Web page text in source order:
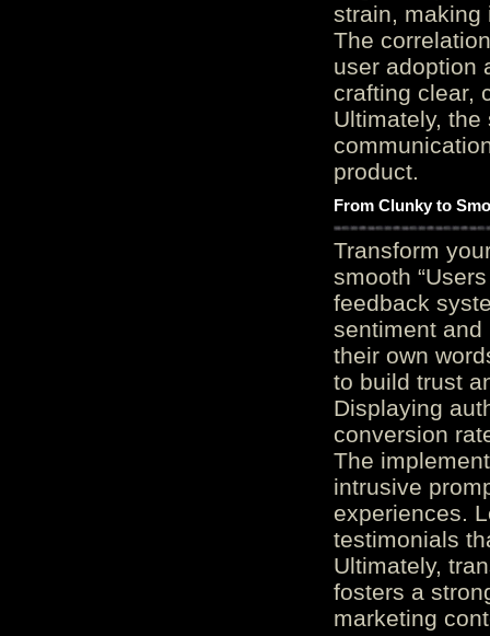
strain, making
The
user adoption
crafting clear,
Ultimately,
product.
From Clunky to
Transform
smooth
feedback
sentiment and
their own
to build trust
Displaying
conversion
The
intrusive
experiences.
testimonials
Ultimately,
fosters a
marketing